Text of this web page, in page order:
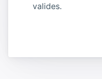
valides.